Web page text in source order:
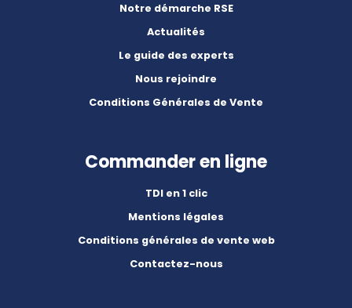
Notre démarche RSE
Actualités
Le guide des experts
Nous rejoindre
Conditions Générales de Vente
Commander en ligne
TDI en 1 clic
Mentions légales
Conditions générales de vente web
Contactez-nous